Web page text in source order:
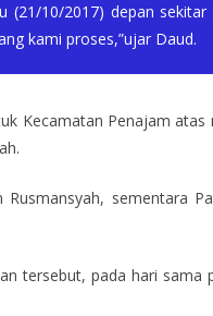
(21/10/2017) depan
kami proses,”ujar Daud.
Penajam atas
sementara
tersebut, pada hari